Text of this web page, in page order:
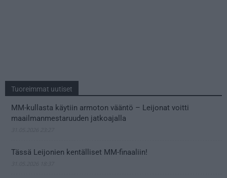
Tuoreimmat uutiset
MM-kullasta käytiin armoton vääntö – Leijonat voitti
maailmanmestaruuden jatkoajalla
Tässä Leijonien kentälliset MM-finaaliin!